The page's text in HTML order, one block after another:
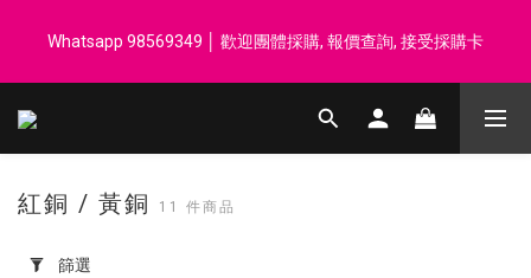
汗毛巾 韓國制 送完即止
Whatsapp 98569349 │ 歡迎團體採購, 報價查詢, 接受採購卡
登記會員享每$50回贈$1 │ 滿HK$899 送 N-rit Campack Towel 吸
用
紅銅 / 黃銅 11 件商品
篩選